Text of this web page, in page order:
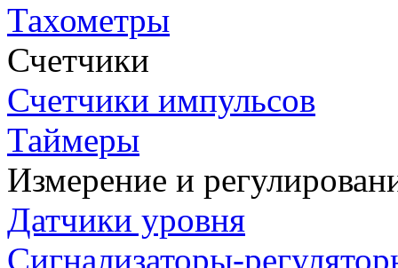
Тахометры
Счетчики
Счетчики импульсов
Таймеры
Измерение и
Датчики уровня
Сигнализаторы-